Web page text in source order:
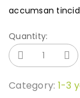
accumsan
Quantity:
Category: 1-3